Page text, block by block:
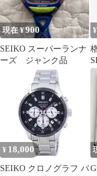
現在 ¥900
SEIKO スーパーランナ
ーズ ジャンク品
¥
¥ 18,000
SEIKO クロノグラフ パ